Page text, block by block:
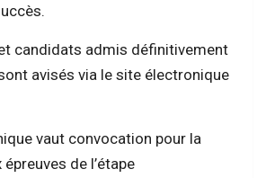
candidats admis définitivement
avisés via le site électronique
vaut convocation pour la
de l’étape